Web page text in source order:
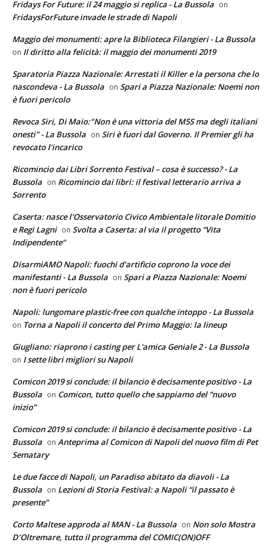
Fridays For Future: il 24 maggio si replica - La Bussola on
FridaysForFuture invade le strade di Napoli
Maggio dei monumenti: apre la Biblioteca Filangieri - La Bussola
on Il diritto alla felicità: il maggio dei monumenti 2019
Sparatoria Piazza Nazionale: Arrestati il Killer e la persona che lo
nascondeva - La Bussola on Spari a Piazza Nazionale: Noemi non
è fuori pericolo
Revoca Siri, Di Maio:"Non è una vittoria del M5S ma degli italiani
onesti" - La Bussola on Siri è fuori dal Governo. Il Premier gli ha
revocato l’incarico
Ricomincio dai Libri Sorrento Festival – cosa è successo? - La
Bussola on Ricomincio dai libri: il festival letterario arriva a
Sorrento
Caserta: nasce l'Osservatorio Civico Ambientale litorale Domitio
e Regi Lagni on Svolta a Caserta: al via il progetto “Vita
Indipendente”
DisarmiAMO Napoli: fuochi d'artificio coprono la voce dei
manifestanti - La Bussola on Spari a Piazza Nazionale: Noemi
non è fuori pericolo
Napoli: lungomare plastic-free con qualche intoppo - La Bussola
on Torna a Napoli il concerto del Primo Maggio: la lineup
Giugliano: riaprono i casting per L'amica Geniale 2 - La Bussola
on I sette libri migliori su Napoli
Comicon 2019 si conclude: il bilancio è decisamente positivo - La
Bussola on Comicon, tutto quello che sappiamo del “nuovo
inizio”
Comicon 2019 si conclude: il bilancio è decisamente positivo - La
Bussola on Anteprima al Comicon di Napoli del nuovo film di Pet
Sematary
Le due facce di Napoli, un Paradiso abitato da diavoli - La
Bussola on Lezioni di Storia Festival: a Napoli “il passato è
presente”
Corto Maltese approda al MAN - La Bussola on Non solo Mostra
D’Oltremare, tutto il programma del COMIC(ON)OFF